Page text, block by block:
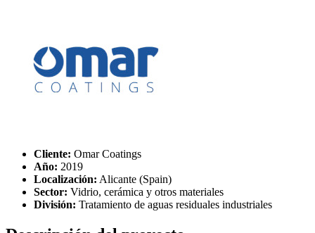
Cliente: Omar Coatings
Año: 2019
Localización: Alicante (Spain)
Sector: Vidrio, cerámica y otros materiales
División: Tratamiento de aguas residuales industriales